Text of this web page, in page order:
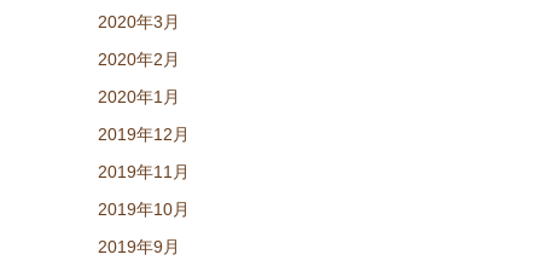
2020年3月
2020年2月
2020年1月
2019年12月
2019年11月
2019年10月
2019年9月